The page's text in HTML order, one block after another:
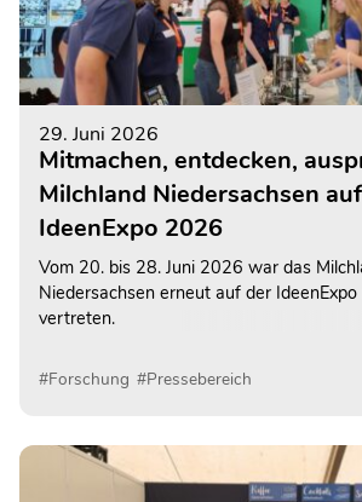
29. Juni 2026
Mitmachen, entdecken,
Milchland Niedersachsen
IdeenExpo 2026
Vom 20. bis 28. Juni 2026 war das
Niedersachsen erneut auf der
vertreten.
#Forschung #Pressebereich